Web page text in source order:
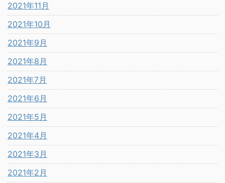
2021年11月
2021年10月
2021年9月
2021年8月
2021年7月
2021年6月
2021年5月
2021年4月
2021年3月
2021年2月